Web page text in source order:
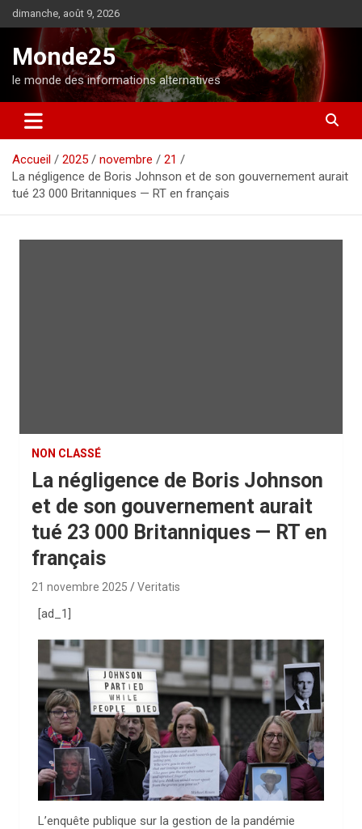
l
o
n
dimanche, août 9, 2026
Monde25
le monde des informations alternatives
Accueil 2025 novembre
21
La négligence de Boris Johnson et de son gouvernement aurait
tué 23 000 Britanniques — RT en français
NON CLASSÉ
La négligence de Boris Johnson
et de son gouvernement aurait
tué 23 000 Britanniques — RT en
français
21 novembre 2025 Veritatis
[ad_1]
L’enquête publique sur la gestion de la pandémie